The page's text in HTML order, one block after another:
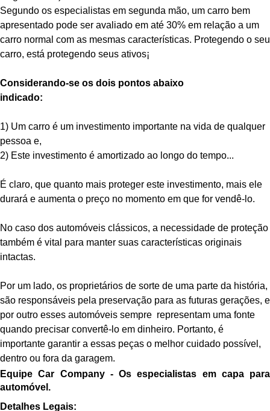
Segundo os especialistas em segunda mão, um carro bem
apresentado pode ser avaliado em até 30% em relação a um
carro normal com as mesmas características. Protegendo o seu
carro, está protegendo seus ativos¡
Considerando-se os dois pontos abaixo
indicado:
1) Um carro é um investimento importante na vida de qualquer
pessoa e,
2) Este investimento é amortizado ao longo do tempo...
É claro, que quanto mais proteger este investimento, mais ele
durará e aumenta o preço no momento em que for vendê-lo.
No caso dos automóveis clássicos, a necessidade de proteção
também é vital para manter suas características originais
intactas.
Por um lado, os proprietários de sorte de uma parte da história,
são responsáveis pela preservação para as futuras gerações, e
por outro esses automóveis sempre representam uma fonte
quando precisar convertê-lo em dinheiro. Portanto, é
importante garantir a essas peças o melhor cuidado possível,
dentro ou fora da garagem.
Equipe Car Company - Os especialistas em capa para
automóvel.
Detalhes Legais: